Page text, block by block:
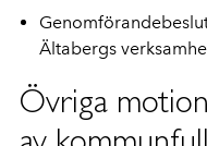
Ältabergs
Övriga